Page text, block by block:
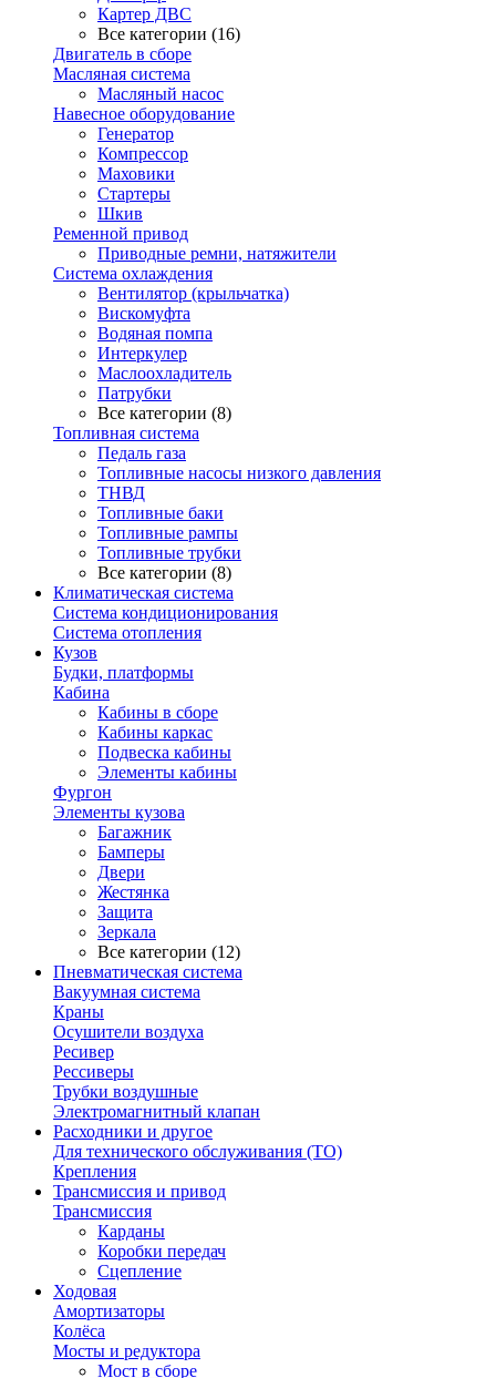
Картер ДВС
Все категории (16)
Двигатель в сборе
Масляная система
Масляный насос
Навесное оборудование
Генератор
Компрессор
Маховики
Стартеры
Шкив
Ременной привод
Приводные ремни, натяжители
Система охлаждения
Вентилятор (крыльчатка)
Вискомуфта
Водяная помпа
Интеркулер
Маслоохладитель
Патрубки
Все категории (8)
Топливная система
Педаль газа
Топливные насосы низкого давления
ТНВД
Топливные баки
Топливные рампы
Топливные трубки
Все категории (8)
Климатическая система
Система кондиционирования
Система отопления
Кузов
Будки, платформы
Кабина
Кабины в сборе
Кабины каркас
Подвеска кабины
Элементы кабины
Фургон
Элементы кузова
Багажник
Бамперы
Двери
Жестянка
Защита
Зеркала
Все категории (12)
Пневматическая система
Вакуумная система
Краны
Осушители воздуха
Ресивер
Рессиверы
Трубки воздушные
Электромагнитный клапан
Расходники и другое
Для технического обслуживания (ТО)
Крепления
Трансмиссия и привод
Трансмиссия
Карданы
Коробки передач
Сцепление
Ходовая
Амортизаторы
Колёса
Мосты и редуктора
Мост в сборе